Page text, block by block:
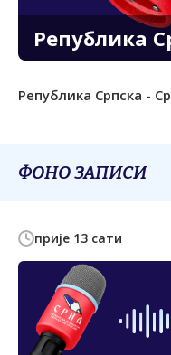
Република
Република Српска -
ФОНО ЗАПИСИ
прије 13 сати